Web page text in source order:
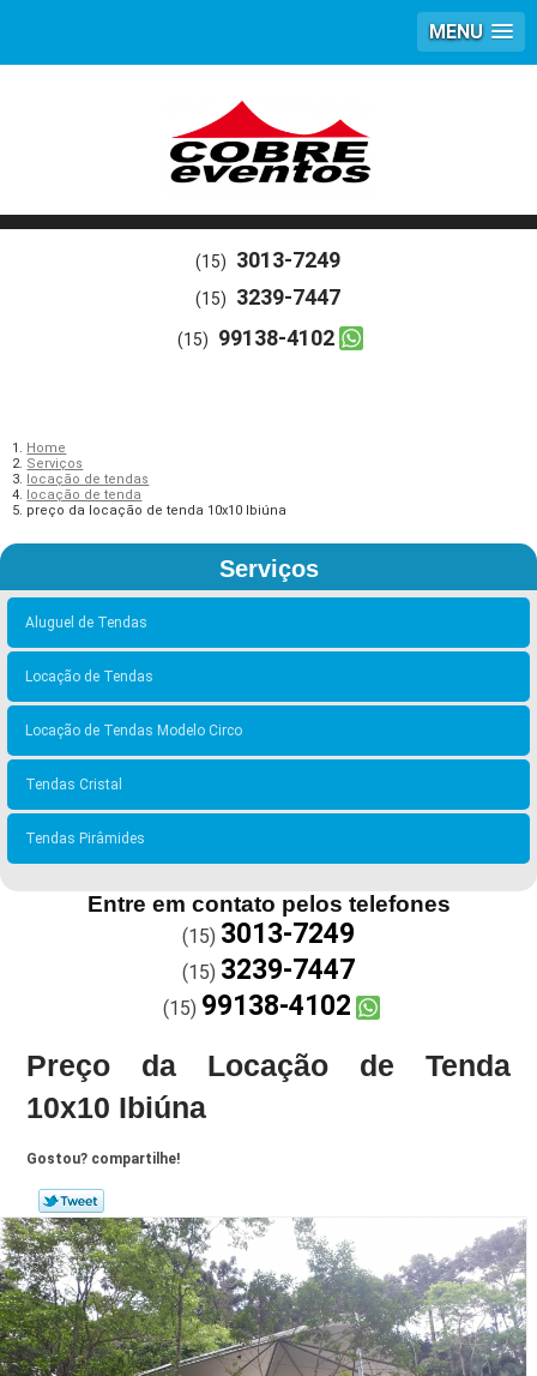
MENU
(15) 3013-7249
(15) 3239-7447
(15) 99138-4102
Home
Serviços
locação de tendas
locação de tenda
preço da locação de tenda 10x10 Ibiúna
Serviços
Aluguel de Tendas
Locação de Tendas
Locação de Tendas Modelo Circo
Tendas Cristal
Tendas Pirâmides
Entre em contato pelos telefones
(15) 3013-7249
(15) 3239-7447
(15) 99138-4102
Preço da Locação de Tenda
10x10 Ibiúna
Gostou? compartilhe!